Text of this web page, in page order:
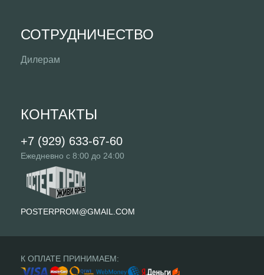
СОТРУДНИЧЕСТВО
Дилерам
КОНТАКТЫ
+7 (929) 633-67-60
Ежедневно с 8:00 до 24:00
POSTERPROM@GMAIL.COM
К ОПЛАТЕ ПРИНИМАЕМ: